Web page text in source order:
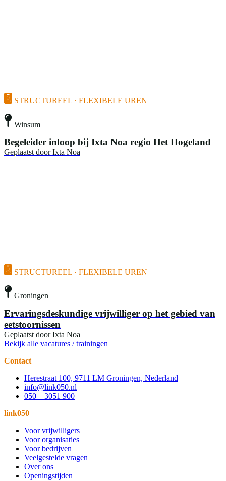
STRUCTUREEL · FLEXIBELE UREN
Winsum
Begeleider inloop bij Ixta Noa regio Het Hogeland
Geplaatst door Ixta Noa
STRUCTUREEL · FLEXIBELE UREN
Groningen
Ervaringsdeskundige vrijwilliger op het gebied van
eetstoornissen
Geplaatst door Ixta Noa
Bekijk alle vacatures / trainingen
Contact
Herestraat 100, 9711 LM Groningen, Nederland
info@link050.nl
050 – 3051 900
link050
Voor vrijwilligers
Voor organisaties
Voor bedrijven
Veelgestelde vragen
Over ons
Openingstijden